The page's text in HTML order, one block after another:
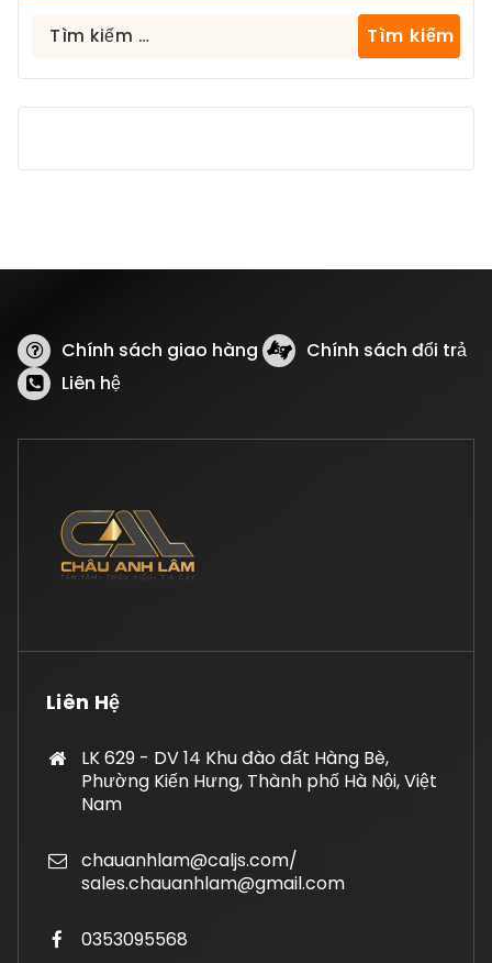
Tìm
Chính sách giao hàng
Chính sách đổi trả
Liên hệ
Liên Hệ
LK 629 - DV 14 Khu đào đất Hàng Bè,
Phường Kiến Hưng, Thành phố Hà Nội, Việt
Nam
chauanhlam@caljs.com/
sales.chauanhlam@gmail.com
0353095568